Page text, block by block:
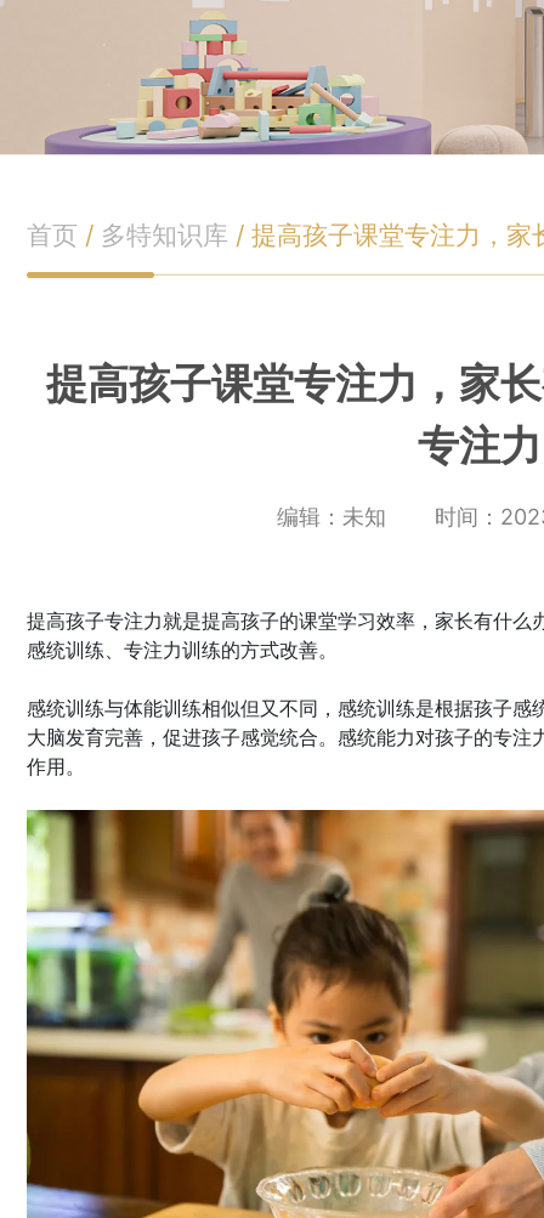
首页 / 多特知识库 /提高孩子课堂专注力，
提高孩子课堂专注力，家
专注
编辑：未知 时间：
提高孩子专注力就是提高孩子的课堂学习效率，家长有什
感统训练、专注力训练的方式改善。
感统训练与体能训练相似但又不同，感统训练是根据孩子
大脑发育完善，促进孩子感觉统合。感统能力对孩子的专
作用。